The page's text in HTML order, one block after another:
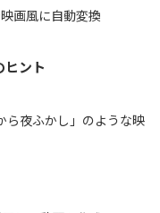
画風に自動変換
ント
夜ふかし」のような映